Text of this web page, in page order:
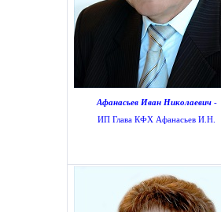
Афанасьев Иван Николаевич -
ИП Глава КФХ Афанасьев И.Н.